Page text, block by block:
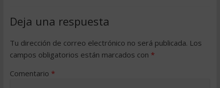
Deja una respuesta
Tu dirección de correo electrónico no será publicada. Los
campos obligatorios están marcados con *
Comentario *